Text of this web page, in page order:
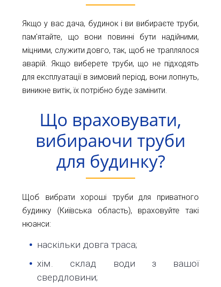
Якщо у вас дача, будинок і ви вибираєте труби,
пам'ятайте, що вони повинні бути надійними,
міцними, служити довго, так, щоб не траплялося
аварій. Якщо виберете труби, що не підходять
для експлуатації в зимовий період, вони лопнуть,
виникне витік, їх потрібно буде замінити.
Що враховувати,
вибираючи труби
для будинку?
Щоб вибрати хороші труби для приватного
будинку (Київська область), враховуйте такі
нюанси:
наскільки довга траса;
хім. склад води з вашої
свердловини;